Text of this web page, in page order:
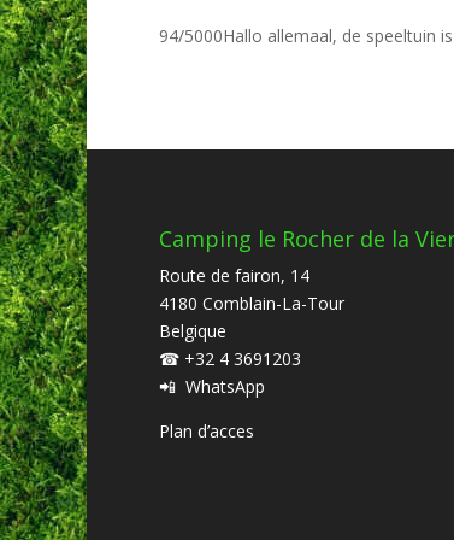
94/5000Hallo allemaal, de speeltuin
Camping le Rocher de la
Route de fairon, 14
4180 Comblain-La-Tour
Belgique
☎ +32 4 3691203
📲 WhatsApp
Plan d’acces